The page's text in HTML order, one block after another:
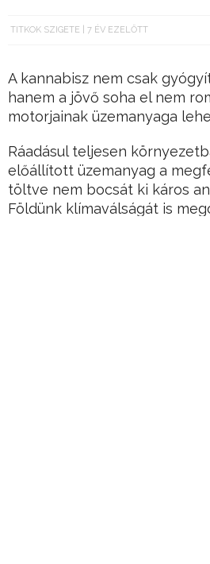
TITKOK SZIGETE 7 ÉV EZELŐTT
A kannabisz nem csak
hanem a jövő soha el nem
motorjainak üzemanyaga
Ráadásul teljesen
előállított üzemanyag a
töltve nem bocsát ki káros
Földünk klímaválságát is